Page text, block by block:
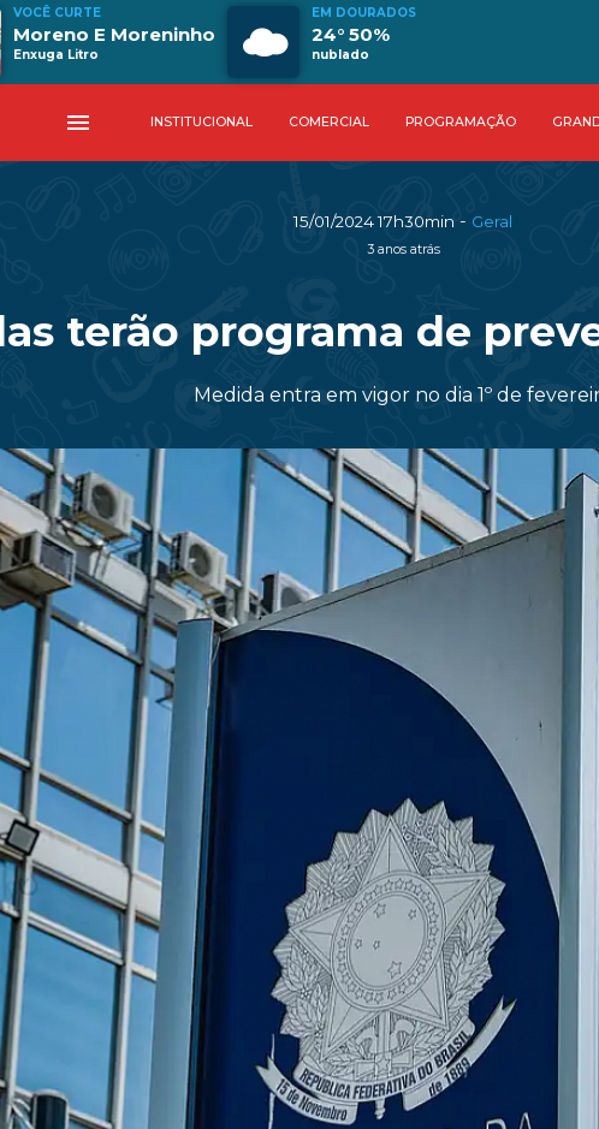
VOCÊ CURTE
Moreno E Moreninho
Enxuga Litro
EM DOURADOS
24° 50%
nublado
menu INSTITUCIONAL COMERCIAL PROGRAMAÇÃO
15/01/2024 17h30min - Geral
3 anos atrás
terão programa de
Medida entra em vigor no dia 1º de